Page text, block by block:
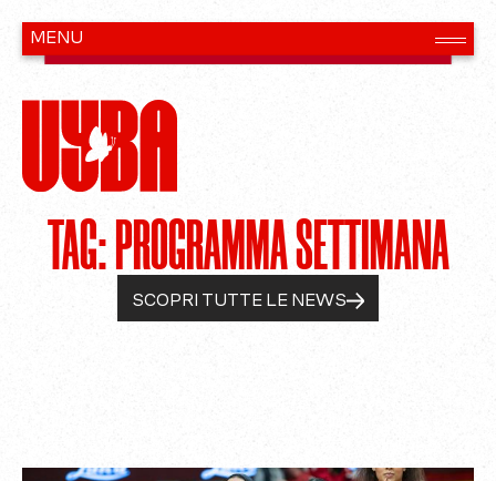
TAG: PROGRAMMA SETTIMANA
SCOPRI TUTTE LE NEWS